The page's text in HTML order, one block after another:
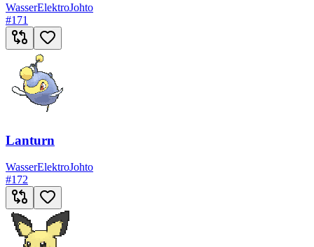
WasserElektroJohto
#171
Lanturn
WasserElektroJohto
#172